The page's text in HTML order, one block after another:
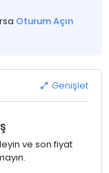
Oturum Açın
Genişlet
ve son fiyat